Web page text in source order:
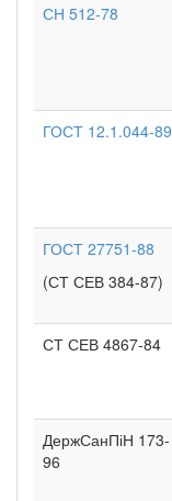
СН 512-78
ГОСТ 12.1.044-89
ГОСТ 27751-88
(СТ СЕВ 384-87)
СТ СЕВ 4867-84
ДержСанПіН 173-
96